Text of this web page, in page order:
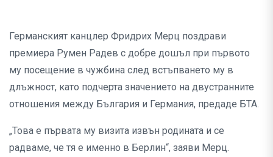
Германският канцлер Фридрих Мерц поздрави
премиера Румен Радев с добре дошъл при първото
му посещение в чужбина след встъпването му в
длъжност, като подчерта значението на двустранните
отношения между България и Германия, предаде БТА.
„Това е първата му визита извън родината и се
радваме, че тя е именно в Берлин“, заяви Мерц.